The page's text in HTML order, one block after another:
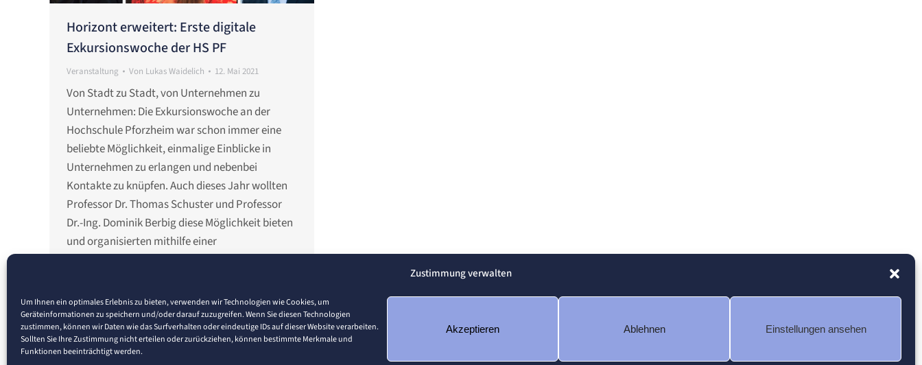
Zustimmung verwalten
Um Ihnen ein optimales Erlebnis zu bieten, verwenden wir Technologien wie Cookies, um
Geräteinformationen zu speichern und/oder darauf zuzugreifen. Wenn Sie diesen Technologien
zustimmen, können wir Daten wie das Surfverhalten oder eindeutige IDs auf dieser Website verarbeiten.
Sollten Sie Ihre Zustimmung nicht erteilen oder zurückziehen, können bestimmte Merkmale und
Funktionen beeinträchtigt werden.
Akzeptieren Ablehnen Einstellungen ansehen
Horizont erweitert: Erste digitale
Exkursionswoche der HS PF
Veranstaltung Von Lukas Waidelich 12. Mai 2021
Von Stadt zu Stadt, von Unternehmen zu
Unternehmen: Die Exkursionswoche an der
Hochschule Pforzheim war schon immer eine
beliebte Möglichkeit, einmalige Einblicke in
Unternehmen zu erlangen und nebenbei
Kontakte zu knüpfen. Auch dieses Jahr wollten
Professor Dr. Thomas Schuster und Professor
Dr.-Ing. Dominik Berbig diese Möglichkeit bieten
und organisierten mithilfe einer